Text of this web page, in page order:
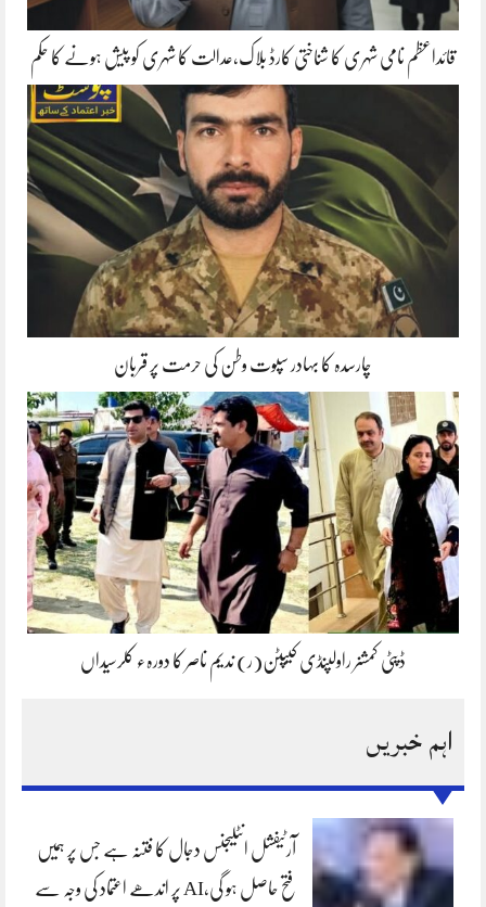
قائداعظم نامی شہری کا شناختی کارڈ بلاک،عدالت کا شہری کو پیش ہونے کا حکم
چارسدہ کا بہادر سپوت وطن کی حرمت پر قربان
ڈپٹی کمشنر راولپنڈی کیپٹن(ر) ندیم ناصر کا دورہء کلرسیداں
اہم خبریں
آرٹیفشل انٹلیجنس دجال کا فتنہ ہے جس پر ہمیں
فتح حاصل ہو گی،AI پر اندھے اعتماد کی وجہ سے